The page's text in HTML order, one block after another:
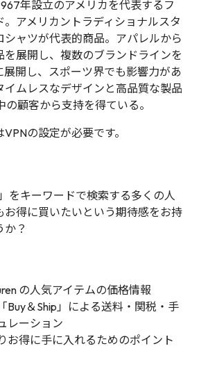
年設立のアメリカを代表するフ
。アメリカントラディショナルスタ
シャツが代表的商品。アパレルから
展開し、複数のブランドラインを
開し、スポーツ界でも影響力があ
イムレスなデザインと高品質な製品
顧客から支持を得ている。
の設定が必要です。
をキーワードで検索する多くの人
お得に買いたいという期待感をお持
か？
の人気アイテムの価格情報
Buy＆Ship」による送料・関税・手
レーション
お得に手に入れるためのポイント